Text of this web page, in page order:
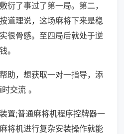
衍了事过了第一局。第二，
道理说，这场麻将下来是稳
很骨感。至四局后就处于逆
。
助，想获取一对一指导，添
交流 。
置;普通麻将机程序控牌器一
将机进行复杂安装操作就能